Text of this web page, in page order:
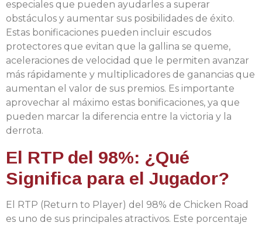
especiales que pueden ayudarles a superar
obstáculos y aumentar sus posibilidades de éxito.
Estas bonificaciones pueden incluir escudos
protectores que evitan que la gallina se queme,
aceleraciones de velocidad que le permiten avanzar
más rápidamente y multiplicadores de ganancias que
aumentan el valor de sus premios. Es importante
aprovechar al máximo estas bonificaciones, ya que
pueden marcar la diferencia entre la victoria y la
derrota.
El RTP del 98%: ¿Qué
Significa para el Jugador?
El RTP (Return to Player) del 98% de Chicken Road
es uno de sus principales atractivos. Este porcentaje